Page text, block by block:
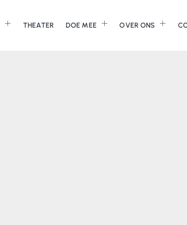
THEATER DOE MEE OVER ONS